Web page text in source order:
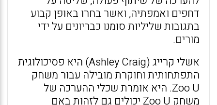
דחפים ואמפתיה, ואשר בחרו באופן קבוע
בתגובות שליליות סומנו כבריונים על ידי
מורים.
אשלי קרייג (Ashley Craig) היא פסיכולוגית
התפתחותית וחוקרת מובילה עבור משחק
Zoo U. היא אומרת שכלי ההערכה של
משחק Zoo U יכולים גם לזהות באם